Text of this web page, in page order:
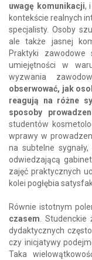
uwagę komunikacji,
kontekście realnych
specjalisty. Osoby
ale także jasnej
Praktyki
umiejętności w
wyzwania
obserwować, jak
reagują na różne
sposoby
studentów
wprawy w
na subtelne
odwiedzającą
zajęć praktycznych
kolei pogłębia
Równie istotnym
czasem .
dydaktycznych
czy inicjatywy
Taka